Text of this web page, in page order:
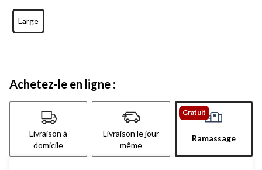
Large
Achetez-le en ligne :
Livraison à
domicile
Livraison le jour
même
Gratuit
Ramassage